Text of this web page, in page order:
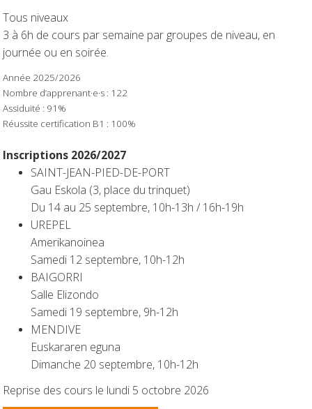
Tous niveaux
3 à 6h de cours par semaine par groupes de niveau, en
journée ou en soirée.
Année 2025/2026
Nombre d’apprenant·e·s : 122
Assiduité : 91%
Réussite certification B1 : 100%
Inscriptions 2026/2027
SAINT-JEAN-PIED-DE-PORT
Gau Eskola (3, place du trinquet)
Du 14 au 25 septembre, 10h-13h / 16h-19h
UREPEL
Amerikanoinea
Samedi 12 septembre, 10h-12h
BAIGORRI
Salle Elizondo
Samedi 19 septembre, 9h-12h
MENDIVE
Euskararen eguna
Dimanche 20 septembre, 10h-12h
Reprise des cours le lundi 5 octobre 2026